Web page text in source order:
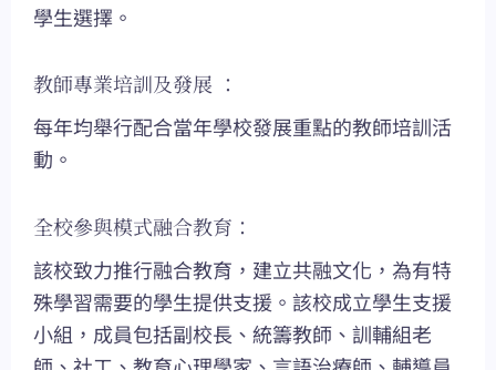
學生選擇。
教師專業培訓及發展 ：
每年均舉行配合當年學校發展重點的教師培訓活
動。
全校參與模式融合教育：
該校致力推行融合教育，建立共融文化，為有特
殊學習需要的學生提供支援。該校成立學生支援
小組，成員包括副校長、統籌教師、訓輔組老